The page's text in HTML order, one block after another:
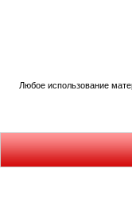
Любое использование